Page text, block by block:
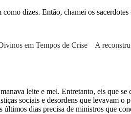
dizes. Então, chamei os
em Tempos de Crise – A
leite e mel. Entretanto, eis que
sociais e desordens que levavam
dias precisa de ministros que